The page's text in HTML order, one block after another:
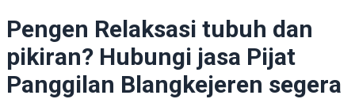
Pengen Relaksasi tubuh dan
pikiran? Hubungi jasa Pijat
Panggilan Blangkejeren segera